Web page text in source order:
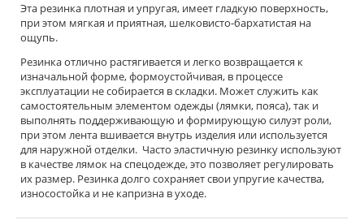
Эта резинка плотная и упругая, имеет гладкую поверхность,
при этом мягкая и приятная, шелковисто-бархатистая на
ощупь.
Резинка отлично растягивается и легко возвращается к
изначальной форме, формоустойчивая, в процессе
эксплуатации не собирается в складки. Может служить как
самостоятельным элементом одежды (лямки, пояса), так и
выполнять поддерживающую и формирующую силуэт роли,
при этом лента вшивается внутрь изделия или используется
для наружной отделки. Часто эластичную резинку используют
в качестве лямок на спецодежде, это позволяет регулировать
их размер. Резинка долго сохраняет свои упругие качества,
износостойка и не капризна в уходе.